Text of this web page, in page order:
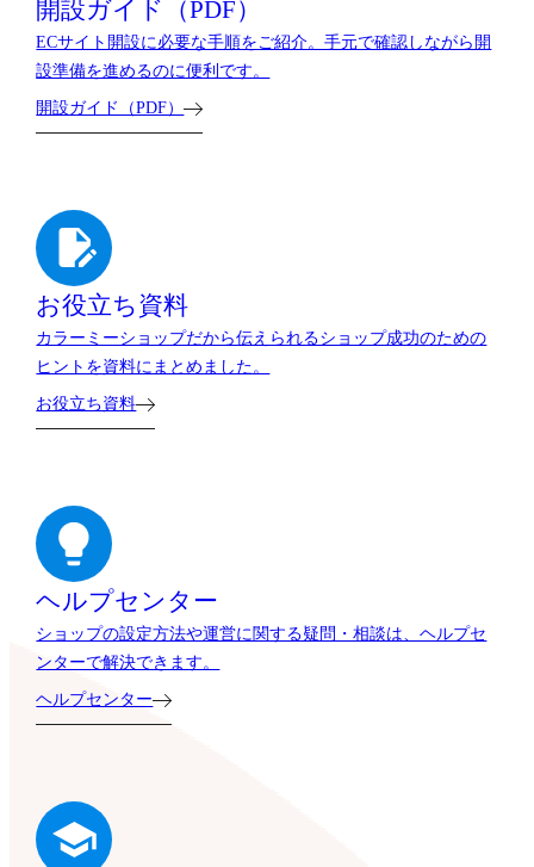
開設ガイド（PDF）
ECサイト開設に必要な手順をご紹介。手元で確認しながら開
設準備を進めるのに便利です。
開設ガイド（PDF）
お役立ち資料
カラーミーショップだから伝えられるショップ成功のための
ヒントを資料にまとめました。
お役立ち資料
ヘルプセンター
ショップの設定方法や運営に関する疑問・相談は、ヘルプセ
ンターで解決できます。
ヘルプセンター